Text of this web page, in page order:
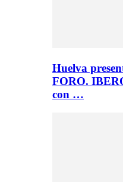
Huelva
FORO.
con …